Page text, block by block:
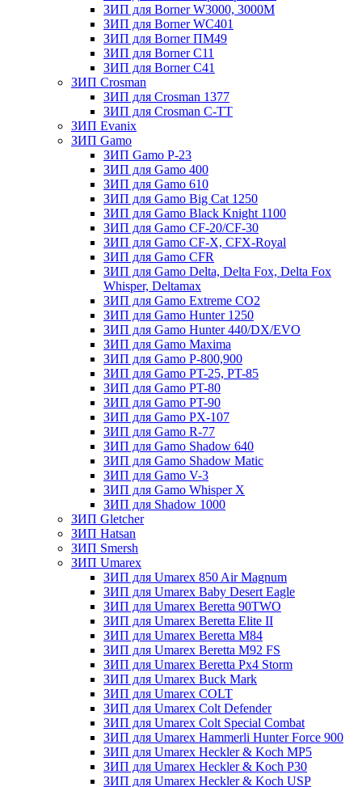
ЗИП для Borner W3000, 3000М
ЗИП для Borner WC401
ЗИП для Borner ПМ49
ЗИП для Borner С11
ЗИП для Borner С41
ЗИП Crosman
ЗИП для Crosman 1377
ЗИП для Crosman C-TT
ЗИП Evanix
ЗИП Gamo
ЗИП Gamo P-23
ЗИП для Gamo 400
ЗИП для Gamo 610
ЗИП для Gamo Big Cat 1250
ЗИП для Gamo Black Knight 1100
ЗИП для Gamo CF-20/CF-30
ЗИП для Gamo CF-X, CFX-Royal
ЗИП для Gamo CFR
ЗИП для Gamo Delta, Delta Fox, Delta Fox
Whisper, Deltamax
ЗИП для Gamo Extreme CO2
ЗИП для Gamo Hunter 1250
ЗИП для Gamo Hunter 440/DX/EVO
ЗИП для Gamo Maxima
ЗИП для Gamo P-800,900
ЗИП для Gamo PT-25, PT-85
ЗИП для Gamo PT-80
ЗИП для Gamo PT-90
ЗИП для Gamo PX-107
ЗИП для Gamo R-77
ЗИП для Gamo Shadow 640
ЗИП для Gamo Shadow Matic
ЗИП для Gamo V-3
ЗИП для Gamo Whisper X
ЗИП для Shadow 1000
ЗИП Gletcher
ЗИП Hatsan
ЗИП Smersh
ЗИП Umarex
ЗИП для Umarex 850 Air Magnum
ЗИП для Umarex Baby Desert Eagle
ЗИП для Umarex Beretta 90TWO
ЗИП для Umarex Beretta Elite II
ЗИП для Umarex Beretta M84
ЗИП для Umarex Beretta M92 FS
ЗИП для Umarex Beretta Px4 Storm
ЗИП для Umarex Buck Mark
ЗИП для Umarex COLT
ЗИП для Umarex Colt Defender
ЗИП для Umarex Colt Special Combat
ЗИП для Umarex Hammerli Hunter Force 900
ЗИП для Umarex Heckler & Koch MP5
ЗИП для Umarex Heckler & Koch P30
ЗИП для Umarex Heckler & Koch USP